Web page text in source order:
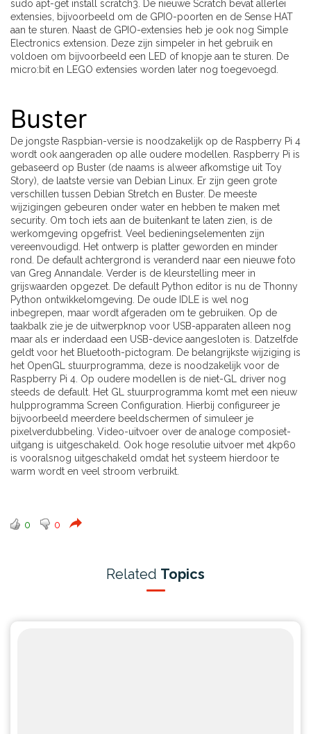
sudo apt-get install scratch3. De nieuwe Scratch bevat allerlei
extensies, bijvoorbeeld om de GPIO-poorten en de Sense HAT
aan te sturen. Naast de GPIO-extensies heb je ook nog Simple
Electronics extension. Deze zijn simpeler in het gebruik en
voldoen om bijvoorbeeld een LED of knopje aan te sturen. De
micro:bit en LEGO extensies worden later nog toegevoegd.
Buster
De jongste Raspbian-versie is noodzakelijk op de Raspberry Pi 4
wordt ook aangeraden op alle oudere modellen. Raspberry Pi is
gebaseerd op Buster (de naams is alweer afkomstige uit Toy
Story), de laatste versie van Debian Linux. Er zijn geen grote
verschillen tussen Debian Stretch en Buster. De meeste
wijzigingen gebeuren onder water en hebben te maken met
security. Om toch iets aan de buitenkant te laten zien, is de
werkomgeving opgefrist. Veel bedieningselementen zijn
vereenvoudigd. Het ontwerp is platter geworden en minder
rond. De default achtergrond is veranderd naar een nieuwe foto
van Greg Annandale. Verder is de kleurstelling meer in
grijswaarden opgezet. De default Python editor is nu de Thonny
Python ontwikkelomgeving. De oude IDLE is wel nog
inbegrepen, maar wordt afgeraden om te gebruiken. Op de
taakbalk zie je de uitwerpknop voor USB-apparaten alleen nog
maar als er inderdaad een USB-device aangesloten is. Datzelfde
geldt voor het Bluetooth-pictogram. De belangrijkste wijziging is
het OpenGL stuurprogramma, deze is noodzakelijk voor de
Raspberry Pi 4. Op oudere modellen is de niet-GL driver nog
steeds de default. Het GL stuurprogramma komt met een nieuw
hulpprogramma Screen Configuration. Hierbij configureer je
bijvoorbeeld meerdere beeldschermen of simuleer je
pixelverdubbeling. Video-uitvoer over de analoge composiet-
uitgang is uitgeschakeld. Ook hoge resolutie uitvoer met 4kp60
is vooralsnog uitgeschakeld omdat het systeem hierdoor te
warm wordt en veel stroom verbruikt.
0 0
Related Topics